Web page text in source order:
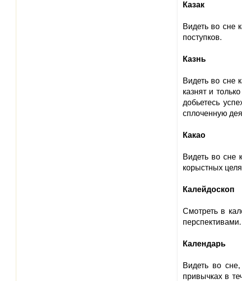
Казак
Видеть во сне
поступков.
Казнь
Видеть во сне
казнят и
добьетесь
сплоченную
Какао
Видеть во сне
корыстных
Калейдоскоп
Смотреть в
перспективами.
Календарь
Видеть во
привычках в